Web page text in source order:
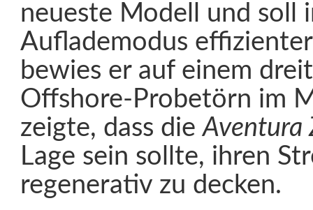
neueste Modell und soll
Auflademodus
bewies er auf einem
Offshore-Probetörn im
zeigte, dass dieAventura
Lage sein sollte, ihren
regenerativ zu decken.